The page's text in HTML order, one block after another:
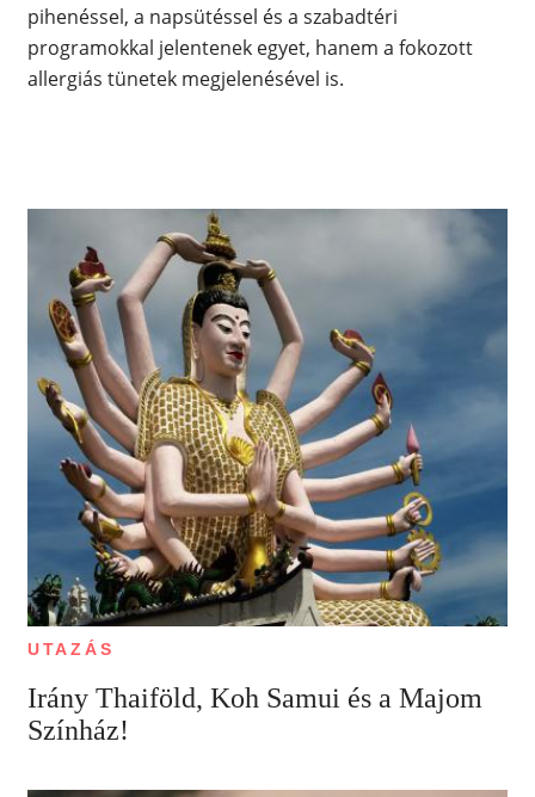
pihenéssel, a napsütéssel és a szabadtéri
programokkal jelentenek egyet, hanem a fokozott
allergiás tünetek megjelenésével is.
UTAZÁS
Irány Thaiföld, Koh Samui és a Majom
Színház!